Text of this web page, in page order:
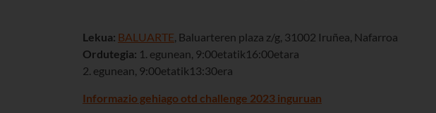
Lekua: BALUARTE, Baluarteren plaza z/g, 31002 Iruñea, Nafarroa
Ordutegia: 1. egunean, 9:00etatik16:00etara
2. egunean, 9:00etatik13:30era
Informazio gehiago otd challenge 2023 inguruan